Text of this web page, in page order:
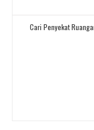
Cari Penyekat